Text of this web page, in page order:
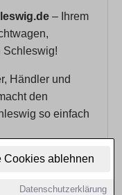
Cookies ablehnen
Datenschutzerklärung
– Ihrem
Schleswig!
Händler und
den
so einfach